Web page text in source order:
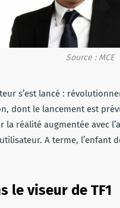
Source : MCE
s’est lancé :
dont le lancement est
la réalité augmentée avec
A terme,
le viseur de TF1